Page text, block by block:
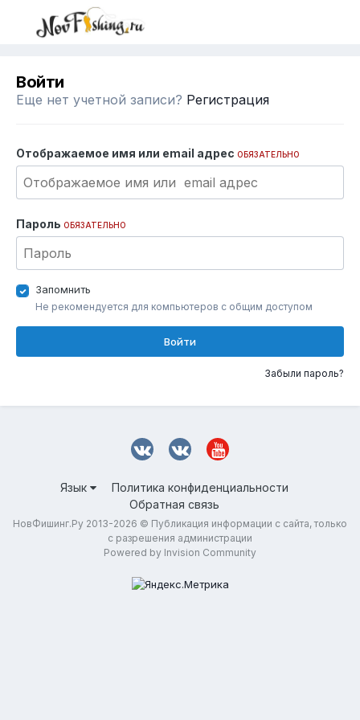
Войти
Еще нет учетной записи? Регистрация
Отображаемое имя или email адрес ОБЯЗАТЕЛЬНО
Пароль ОБЯЗАТЕЛЬНО
Запомнить
Не рекомендуется для компьютеров с общим доступом
Войти
Забыли пароль?
Язык
Политика конфиденциальности
Обратная связь
НовФишинг.Ру 2013-2026 © Публикация информации с сайта, только
с разрешения администрации
Powered by Invision Community